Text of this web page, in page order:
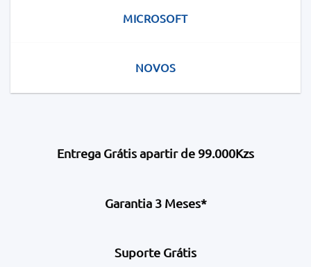
MICROSOFT
NOVOS
Entrega Grátis apartir de 99.000Kzs
Garantia 3 Meses*
Suporte Grátis